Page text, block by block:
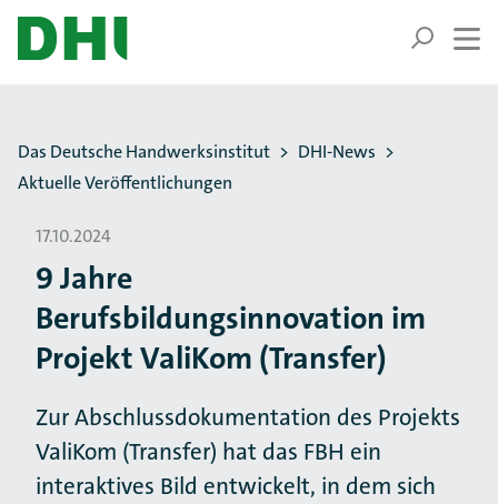
ZUM HAUPTINHALT SPRINGEN
ZUR SUCHE SPRINGEN
Sie befinden sich hier:
Das Deutsche Handwerksinstitut
DHI-News
Aktuelle Veröffentlichungen
17.10.2024
9 Jahre
Berufsbildungsinnovation im
Projekt ValiKom (Transfer)
Zur Abschlussdokumentation des Projekts
ValiKom (Transfer) hat das FBH ein
interaktives Bild entwickelt, in dem sich